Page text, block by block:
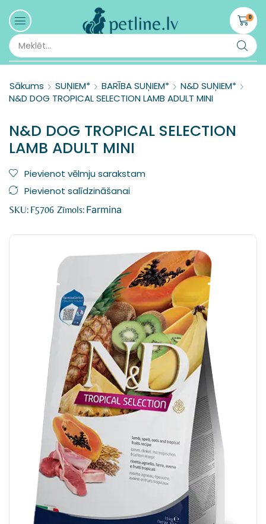
0
Sākums SUŅIEM* BARĪBA SUŅIEM*
N&D SUŅIEM*
N&D DOG TROPICAL SELECTION LAMB ADULT MINI
N&D DOG TROPICAL SELECTION
LAMB ADULT MINI
Pievienot vēlmju sarakstam
Pievienot salīdzināšanai
SKU: F5706 Zīmols: Farmina